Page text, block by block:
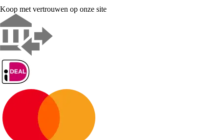
Koop met vertrouwen op onze site